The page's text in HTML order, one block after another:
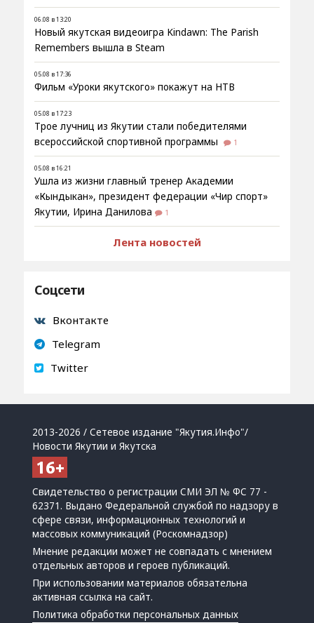
06.08 в 13:20
Новый якутская видеоигра Kindawn: The Parish
Remembers вышла в Steam
05.08 в 17:36
Фильм «Уроки якутского» покажут на НТВ
05.08 в 17:23
Трое лучниц из Якутии стали победителями
всероссийской спортивной программы
1
05.08 в 16:21
Ушла из жизни главный тренер Академии
«Кындыкан», президент федерации «Чир спорт»
Якутии, Ирина Данилова
1
Лента новостей
Соцсети
Вконтакте
Telegram
Twitter
2013-2026 / Сетевое издание "Якутия.Инфо"/
Новости Якутии и Якутска
Свидетельство о регистрации СМИ ЭЛ № ФС 77 -
62371. Выдано Федеральной службой по надзору в
сфере связи, информационных технологий и
массовых коммуникаций (Роскомнадзор)
Мнение редакции может не совпадать с мнением
отдельных авторов и героев публикаций.
При использовании материалов обязательна
активная ссылка на сайт.
Политика обработки персональных данных